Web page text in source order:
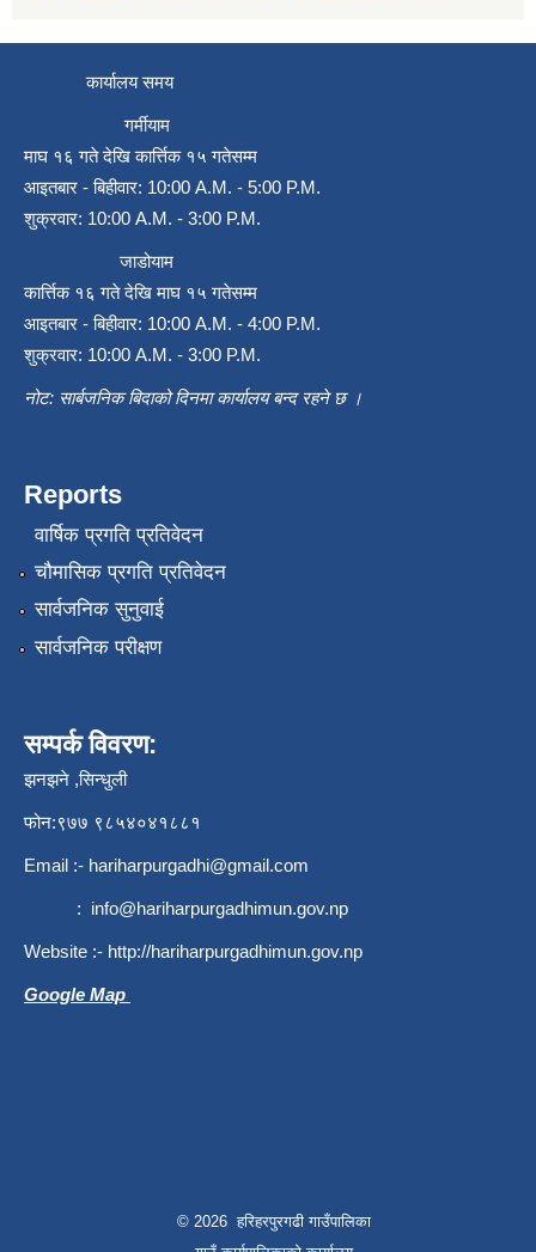
कार्यालय समय
गर्मीयाम
माघ १६ गते देखि कार्त्तिक १५ गतेसम्म
आइतबार - बिहीवार: 10:00 A.M. - 5:00 P.M.
शुक्रवार: 10:00 A.M. - 3:00 P.M.
जाडोयाम
कार्त्तिक १६ गते देखि माघ १५ गतेसम्म
आइतबार - बिहीवार: 10:00 A.M. - 4:00 P.M.
शुक्रवार: 10:00 A.M. - 3:00 P.M.
नोट: सार्बजनिक बिदाको दिनमा कार्यालय बन्द रहने छ ।
Reports
वार्षिक प्रगति प्रतिवेदन
चौमासिक प्रगति प्रतिवेदन
सार्वजनिक सुनुवाई
सार्वजनिक परीक्षण
सम्पर्क विवरण:
झनझने ,सिन्धुली
फोन:९७७ ९८५४०४१८८१
Email :- hariharpurgadhi@gmail.com
: info@hariharpurgadhimun.gov.np
Website :- http://hariharpurgadhimun.gov.np
Google Map
© 2026 हरिहरपुरगढी गाउँपालिका